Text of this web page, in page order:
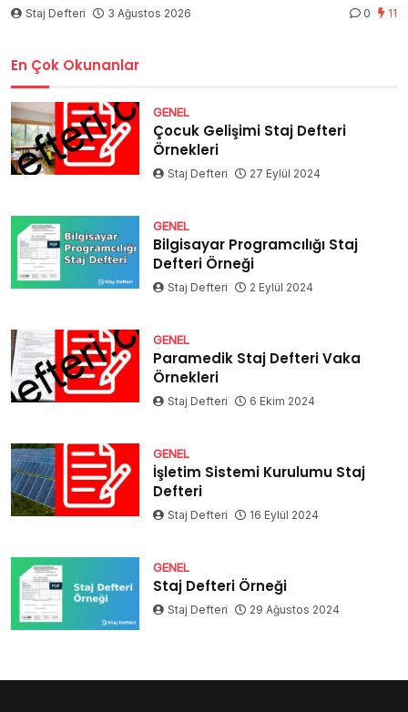
Staj Defteri 3 Ağustos 2026 0 11
En Çok Okunanlar
GENEL
Çocuk Gelişimi Staj Defteri
Örnekleri
Staj Defteri 27 Eylül 2024
GENEL
Bilgisayar Programcılığı Staj
Defteri Örneği
Staj Defteri 2 Eylül 2024
GENEL
Paramedik Staj Defteri Vaka
Örnekleri
Staj Defteri 6 Ekim 2024
GENEL
İşletim Sistemi Kurulumu Staj
Defteri
Staj Defteri 16 Eylül 2024
GENEL
Staj Defteri Örneği
Staj Defteri 29 Ağustos 2024